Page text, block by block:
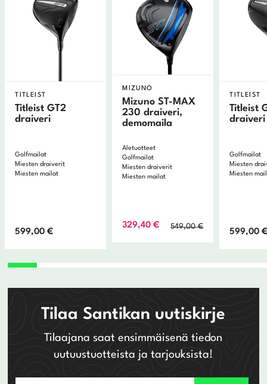
TITLEIST
Titleist GT2
draiveri
Golfmailat
Miesten draiverit
Miesten mailat
599,00€
MIZUNO
Mizuno ST-MAX
230 draiveri,
demomaila
Aletuotteet
Golfmailat
Miesten draiverit
Miesten mailat
549,00€Alkuperäinen
329,40€
Nykyinen
TITLEIST
Titleist
draiveri
Golfmailat
Miesten
Miesten
599,00
Tilaa Santikan uutiskirje
Tilaajana saat ensimmäisenä tiedon
uutuustuotteista ja tarjouksista!